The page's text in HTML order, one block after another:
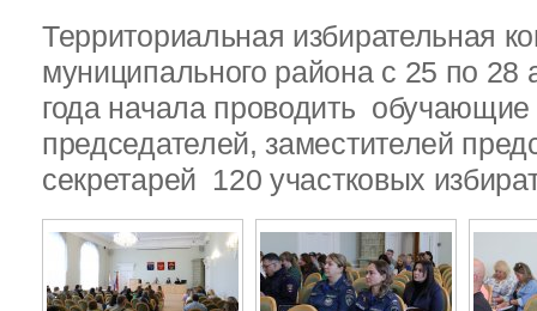
Территориальная избирательная
муниципального района с 25 по 28
года начала проводить
председателей, заместителей
секретарей 120 участковых